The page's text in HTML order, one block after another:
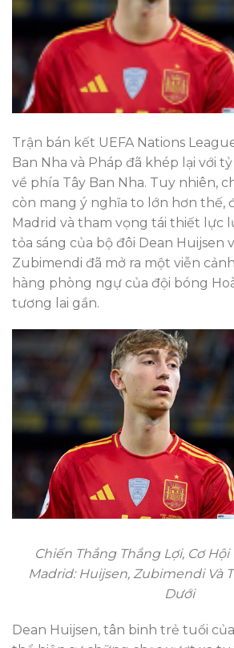
Trận bán kết UEFA Nations
Ban Nha và Pháp đã khép lại với
về phía Tây Ban Nha. Tuy nhiên,
còn mang ý nghĩa to lớn hơn thế,
Madrid và tham vọng tái thiết lực
tỏa sáng của bộ đôi Dean Huijsen
Zubimendi đã mở ra một viễn
hàng phòng ngự của đội bóng
tương lai gần.
Chiến Thắng Thắng Lợi, Cơ Hội
Madrid: Huijsen, Zubimendi Và
Dưới
Dean Huijsen, tân binh trẻ tuổi